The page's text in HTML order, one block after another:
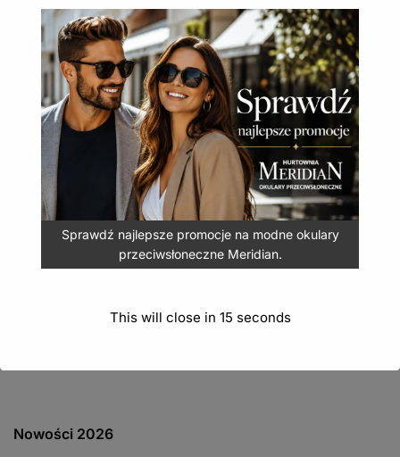
Okulary przeciwsłoneczne Kids – okulary dla dzieci
K-121B
– radosne wzornictwo, intensywna kolorystyka i 100%
ochrona UVA, UVB, UVC.
Okulary przeciwsłoneczne Kids – okulary dla dzieci
K-121B
3,99zł (4,91zł z VAT)
Nowości 2026
Sprawdź najlepsze promocje na modne okulary
przeciwsłoneczne Meridian.
This will close in 14 seconds